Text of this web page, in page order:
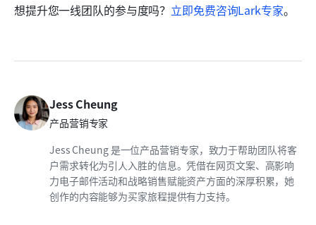
想提升您一线团队的参与度吗？ 立即免费咨询Lark专家。
Jess Cheung
产品营销专家
Jess Cheung 是一位产品营销专家，致力于帮助团队将客
户需求转化为引人入胜的信息。凭借在网页文案、高影响
力电子邮件活动和战略销售赋能资产方面的深厚积累，她
创作的内容能够为买家旅程提供有力支持。